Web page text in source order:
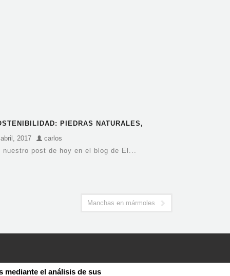
PIEDRAS NATURALES,
Y GRANITOS
2017
carlos
nuestro post de hoy en el blog de El...
Manchas en mármoles
mediante el análisis de sus